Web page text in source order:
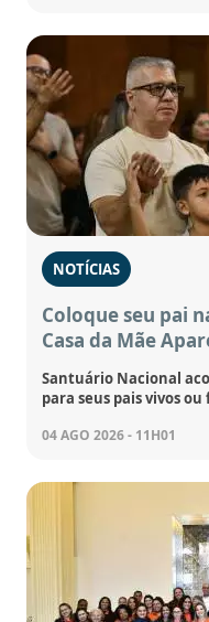
NOTÍCIAS
Coloque seu pai
Casa da Mãe
Santuário Nacional
para seus pais vivos
04 AGO 2026 - 11H01